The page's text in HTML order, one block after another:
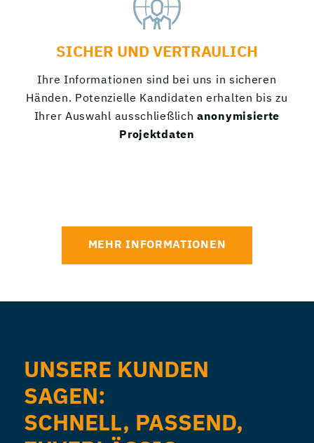
SICHER UND VERTRAULICH
Ihre Informationen sind bei uns in sicheren
Händen. Potenzielle Kandidaten erhalten bis zu
Ihrer Auswahl ausschließlichanonymisierte
Projektdaten
MEHR INFORMATIONEN
UNSERE KUNDEN
SAGEN:
SCHNELL, PASSEND,